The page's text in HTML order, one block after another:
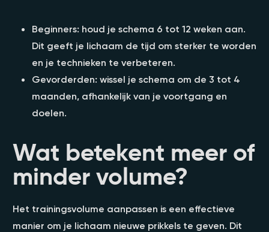
Beginners: houd je schema 6 tot 12 weken aan.
Dit geeft je lichaam de tijd om sterker te worden
en je technieken te verbeteren.
Gevorderden: wissel je schema om de 3 tot 4
maanden, afhankelijk van je voortgang en
doelen.
Wat betekent meer of
minder volume?
Het trainingsvolume aanpassen is een effectieve
manier om je lichaam nieuwe prikkels te geven. Dit